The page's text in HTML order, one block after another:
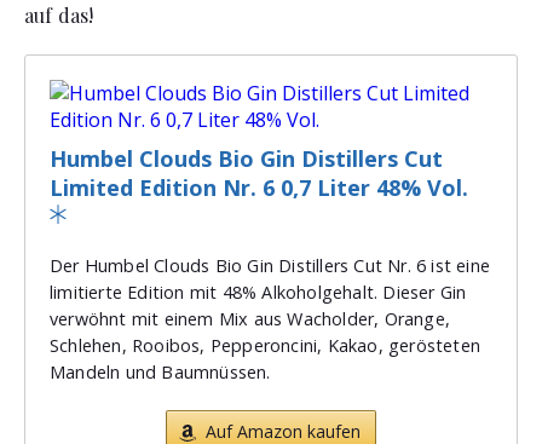
auf das!
Humbel Clouds Bio Gin Distillers Cut
Limited Edition Nr. 6 0,7 Liter 48% Vol.
Der Humbel Clouds Bio Gin Distillers Cut Nr. 6 ist eine
limitierte Edition mit 48% Alkoholgehalt. Dieser Gin
verwöhnt mit einem Mix aus Wacholder, Orange,
Schlehen, Rooibos, Pepperoncini, Kakao, gerösteten
Mandeln und Baumnüssen.
Auf Amazon kaufen